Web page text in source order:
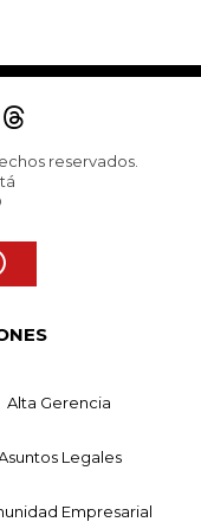
reservados.
Alta Gerencia
Legales
Empresarial